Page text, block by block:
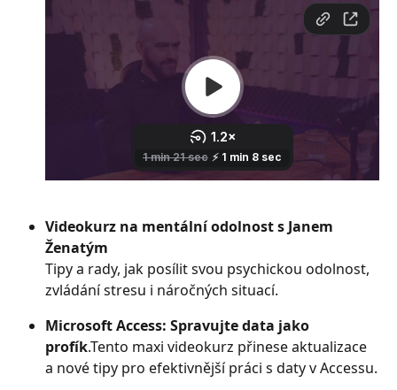
Videokurz na mentální odolnost s Janem
Ženatým
Tipy a rady, jak posílit svou psychickou odolnost,
zvládání stresu i náročných situací.
Microsoft Access: Spravujte data jako
profík.Tento maxi videokurz přinese aktualizace
a nové tipy pro efektivnější práci s daty v Accessu.